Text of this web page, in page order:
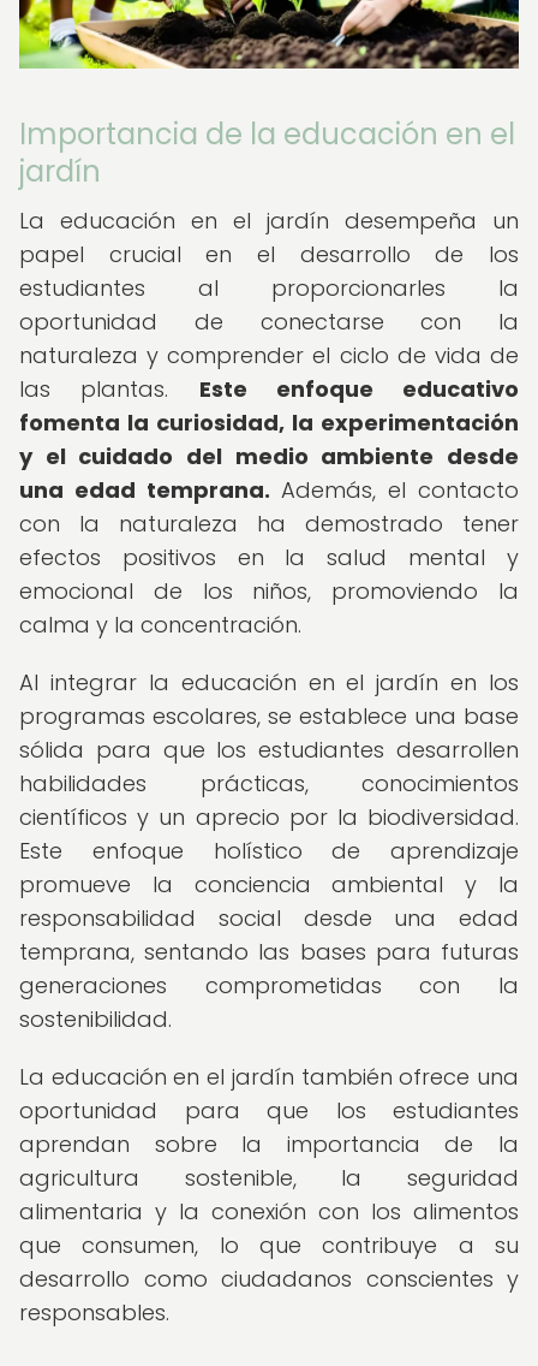
Importancia de la educación en el
jardín
La educación en el jardín desempeña un
papel crucial en el desarrollo de los
estudiantes al proporcionarles la
oportunidad de conectarse con la
naturaleza y comprender el ciclo de vida de
las plantas. Este enfoque educativo
fomenta la curiosidad, la experimentación
y el cuidado del medio ambiente desde
una edad temprana. Además, el contacto
con la naturaleza ha demostrado tener
efectos positivos en la salud mental y
emocional de los niños, promoviendo la
calma y la concentración.
Al integrar la educación en el jardín en los
programas escolares, se establece una base
sólida para que los estudiantes desarrollen
habilidades prácticas, conocimientos
científicos y un aprecio por la biodiversidad.
Este enfoque holístico de aprendizaje
promueve la conciencia ambiental y la
responsabilidad social desde una edad
temprana, sentando las bases para futuras
generaciones comprometidas con la
sostenibilidad.
La educación en el jardín también ofrece una
oportunidad para que los estudiantes
aprendan sobre la importancia de la
agricultura sostenible, la seguridad
alimentaria y la conexión con los alimentos
que consumen, lo que contribuye a su
desarrollo como ciudadanos conscientes y
responsables.